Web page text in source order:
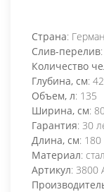
Страна:
Слив-перелив
Количество
Глубина, см: 42
Объем, л: 135
Ширина, см:
Гарантия: 30
Длина, см: 180
Материал:
Артикул: 3800